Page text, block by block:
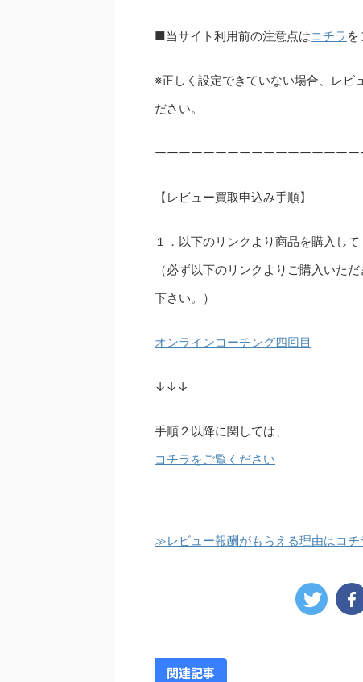
■当サイト利用前の注意点はコチラ を
※正しく設定できていない場合、レビ
ださい。
ーーーーーーーーーーーーーーーー
【レビュー買取申込み手順】
１．以下のリンクより商品を購入して
（必ず以下のリンクよりご購入いた
下さい。）
オンラインコーチング四回目
↓↓↓
手順２以降に関しては、
コチラをご覧ください
≫レビュー報酬がもらえる理由はコチ
関連記事